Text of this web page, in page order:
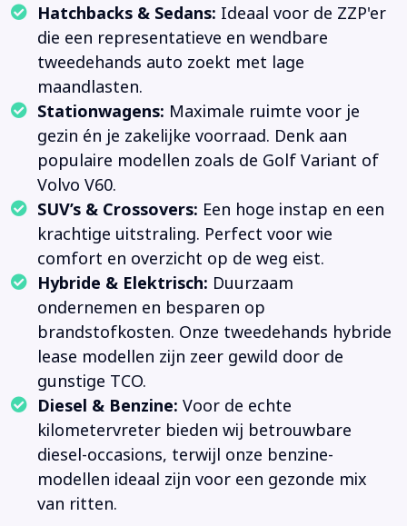
Hatchbacks & Sedans: Ideaal voor de ZZP'er
die een representatieve en wendbare
tweedehands auto zoekt met lage
maandlasten.
Stationwagens: Maximale ruimte voor je
gezin én je zakelijke voorraad. Denk aan
populaire modellen zoals de Golf Variant of
Volvo V60.
SUV’s & Crossovers: Een hoge instap en een
krachtige uitstraling. Perfect voor wie
comfort en overzicht op de weg eist.
Hybride & Elektrisch: Duurzaam
ondernemen en besparen op
brandstofkosten. Onze tweedehands hybride
lease modellen zijn zeer gewild door de
gunstige TCO.
Diesel & Benzine: Voor de echte
kilometervreter bieden wij betrouwbare
diesel-occasions, terwijl onze benzine-
modellen ideaal zijn voor een gezonde mix
van ritten.